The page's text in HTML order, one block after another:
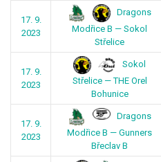
17. 9.
2023
Dragons
Modřice B — Sokol
Střelice
17. 9.
2023
Sokol
Střelice — THE Orel
Bohunice
17. 9.
2023
Dragons
Modřice B — Gunners
Břeclav B